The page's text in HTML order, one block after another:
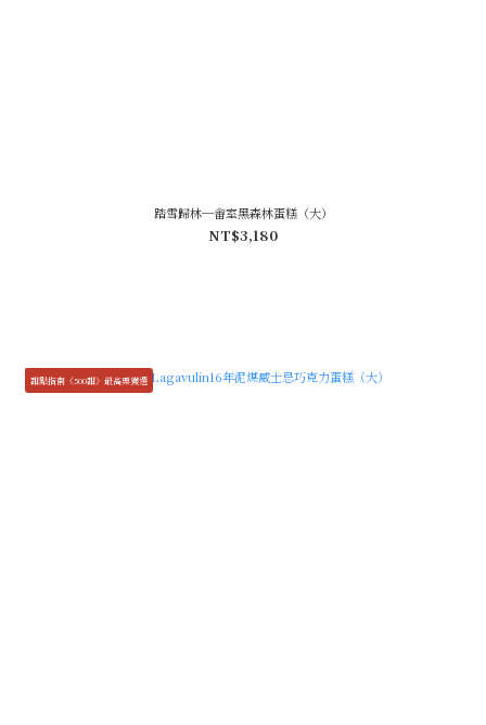
踏雪歸林─畬室黑森林蛋糕（大）
NT$3,180
甜點指南《500甜》最高票獲選